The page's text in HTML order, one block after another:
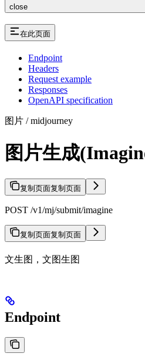
close
在此页面
Endpoint
Headers
Request example
Responses
OpenAPI specification
图片 / midjourney
图片生成
复制页面复制页面
POST /v1/mj/submit/imagine
复制页面复制页面
文生图，文图生图
Endpoint